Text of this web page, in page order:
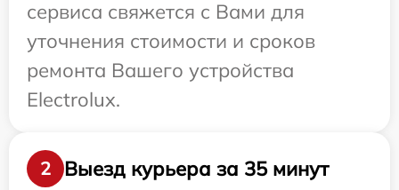
сервиса свяжется с Вами для
уточнения стоимости и сроков
ремонта Вашего устройства
Electrolux.
2
Выезд курьера за 35 минут